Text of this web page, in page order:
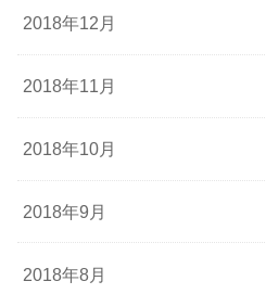
2018年12月
2018年11月
2018年10月
2018年9月
2018年8月